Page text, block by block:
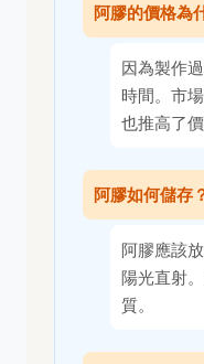
阿膠的價格為
因為製作
時間。市
也推高了價
阿膠如何儲存
阿膠應該
陽光直射
質。